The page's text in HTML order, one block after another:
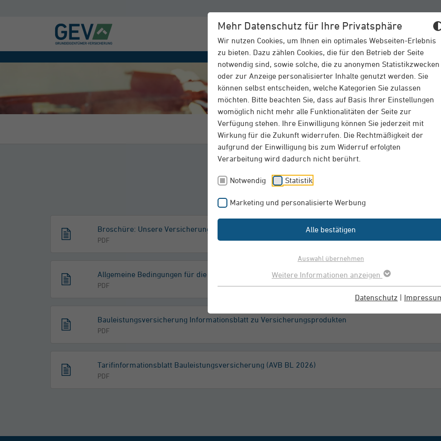
Mehr Datenschutz für Ihre Privatsphäre
Wir nutzen Cookies, um Ihnen ein optimales Webseiten-Erlebnis
zu bieten. Dazu zählen Cookies, die für den Betrieb der Seite
notwendig sind, sowie solche, die zu anonymen Statistikzwecken
oder zur Anzeige personalisierter Inhalte genutzt werden. Sie
können selbst entscheiden, welche Kategorien Sie zulassen
möchten. Bitte beachten Sie, dass auf Basis Ihrer Einstellungen
womöglich nicht mehr alle Funktionalitäten der Seite zur
Verfügung stehen. Ihre Einwilligung können Sie jederzeit mit
Wirkung für die Zukunft widerrufen. Die Rechtmäßigkeit der
aufgrund der Einwilligung bis zum Widerruf erfolgten
Verarbeitung wird dadurch nicht berührt.
Notwendig Statistik
Marketing und personalisierte Werbung
Alle bestätigen
Auswahl übernehmen
Weitere Informationen anzeigen
Datenschutz |
Überblick Downloads
Downloads
Broschüre: Unsere Versicherungen für Ihr Bauvorhaben
PDF
Allgemeine Bedingungen für die Bauleistungsversicherung (AVB BH 2026)
PDF
Bauleistungsversicherung Informationsblatt zu Versicherungsprodukten
PDF
Tarifinformationsblatt Bauleistungsversicherung (AVB BL 2026)
PDF